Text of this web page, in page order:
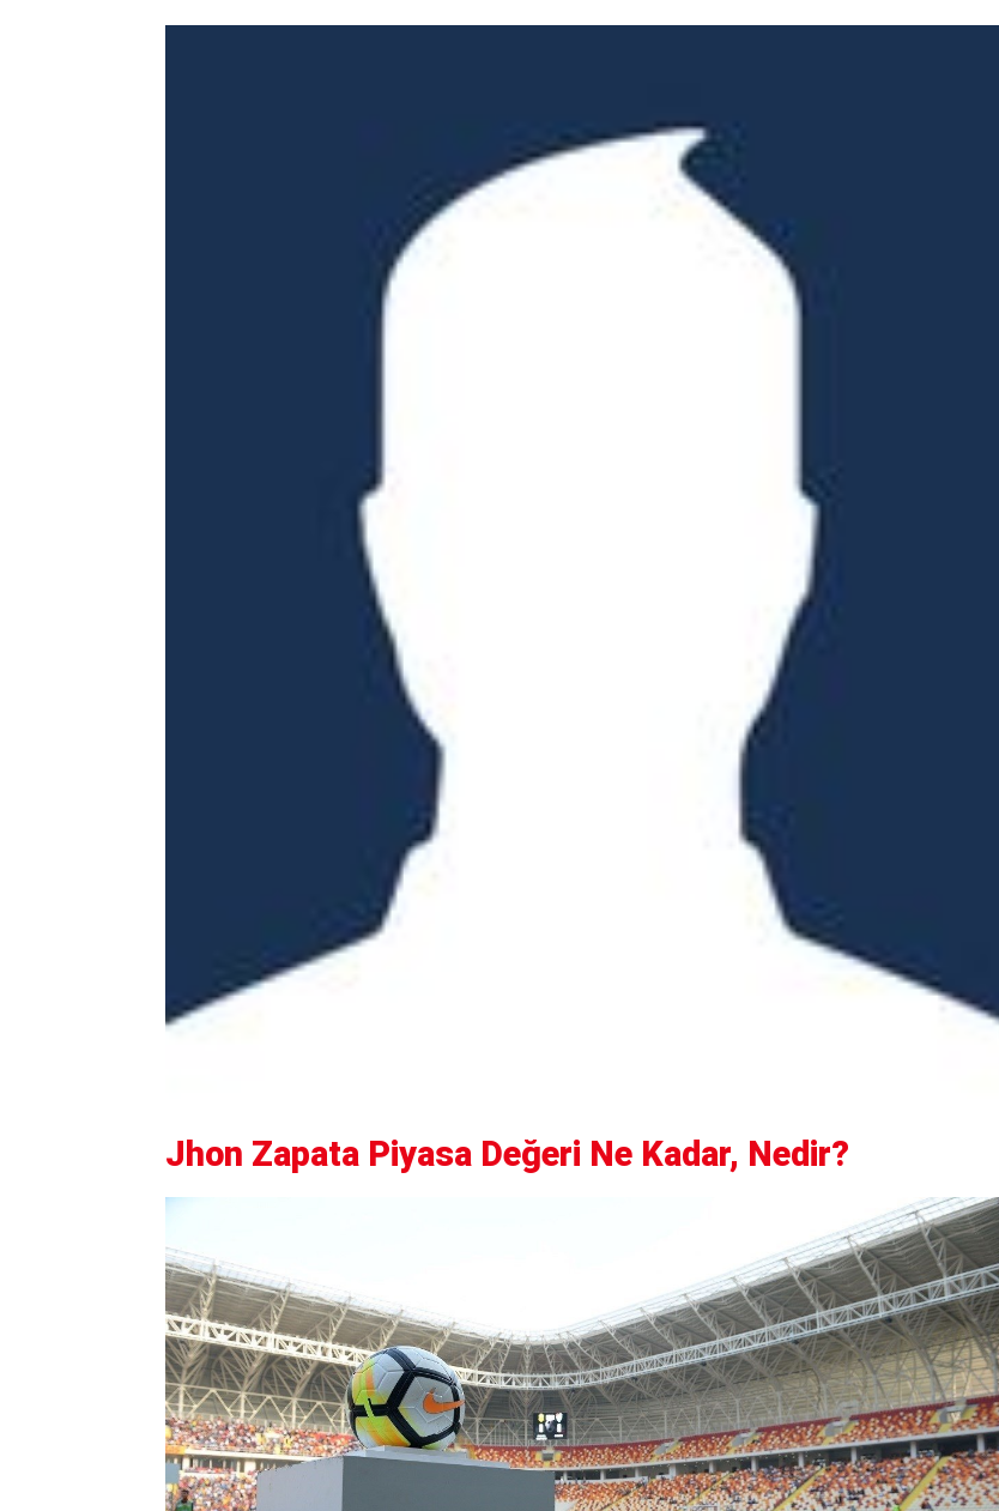
Jhon Zapata Piyasa Değeri Ne Kadar, Nedir?